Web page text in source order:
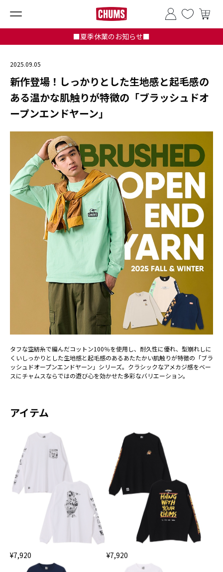
■夏季休業のお知らせ■
2025.09.05
新作登場！しっかりとした生地感と起毛感の
ある温かな肌触りが特徴の「ブラッシュドオ
ープンエンドヤーン」
タフな空紡糸で編んだコットン100％を使用し、耐久性に優れ、型崩れしに
くいしっかりとした生地感と起毛感のあるあたたかい肌触りが特徴の「ブラ
ッシュドオープンエンドヤーン」シリーズ。クラシックなアメカジ感をベー
スにチャムスならではの遊び心を効かせた多彩なバリエーション。
アイテム
¥7,920 ¥7,920